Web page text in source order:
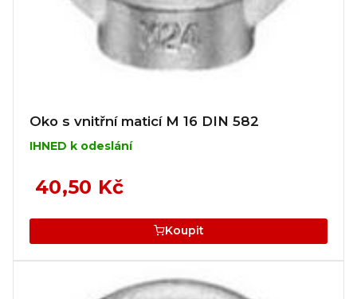
Oko s vnitřní maticí M 16 DIN 582
IHNED k odeslání
40,50 Kč
Koupit